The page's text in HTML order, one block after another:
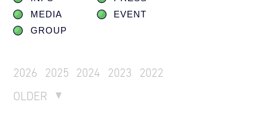
MEDIA
EVENT
GROUP
2026 2025 2024 2023
2022
OLDER